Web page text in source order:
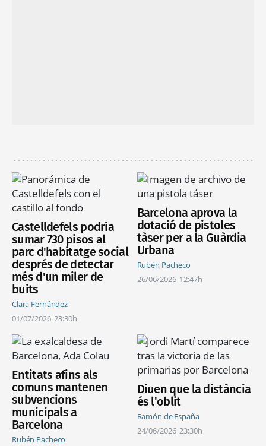
Castelldefels podria
sumar 730 pisos al
parc d'habitatge social
després de detectar
més d'un miler de
buits
Clara Fernández
01/07/2026 23:30h
Barcelona aprova la
dotació de pistoles
tàser per a la Guàrdia
Urbana
Rubén Pacheco
26/06/2026 12:47h
Entitats afins als
comuns mantenen
subvencions
municipals a
Barcelona
Rubén Pacheco
Diuen que la distància
és l'oblit
Ramón de España
24/06/2026 23:30h